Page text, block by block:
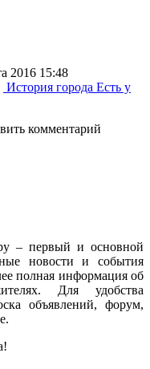
2016 15:48
История города Есть у
комментарий
– первый и основной
новости и события
полная информация об
Для удобства
объявлений, форум,